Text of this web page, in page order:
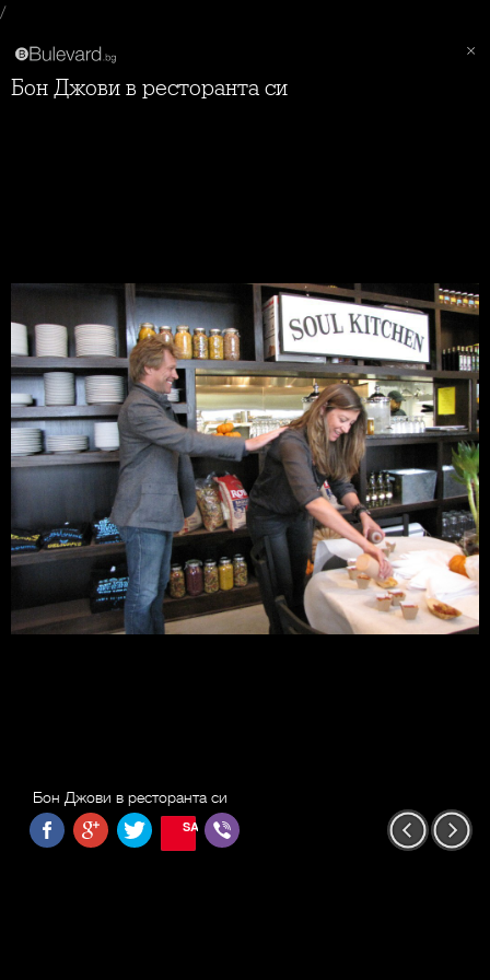
/
Бон Джови в ресторанта си
Бон Джови в ресторанта си
SAVE